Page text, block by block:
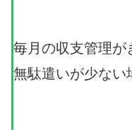
毎月の収支管理が
無駄遣いが少ない